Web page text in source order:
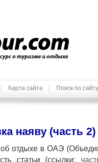
Карта сайта Поиск по сайту
наяву (часть 2)
отдыхе в ОАЭ
статьи (ссылки: